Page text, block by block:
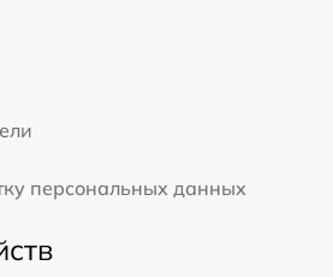
персональных данных